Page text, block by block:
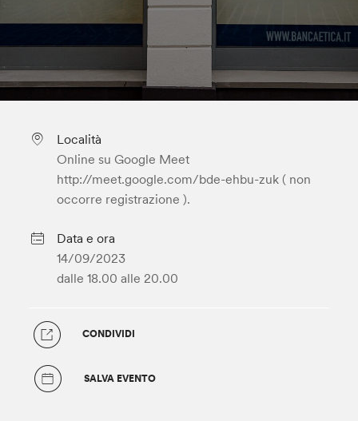
Località
Online su Google Meet
http://meet.google.com/bde-ehbu-zuk ( non
occorre registrazione ).
Data e ora
14/09/2023
dalle 18.00 alle 20.00
CONDIVIDI
SALVA EVENTO